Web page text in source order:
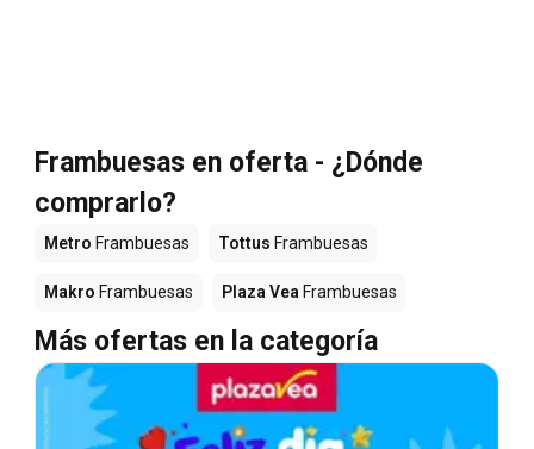
Frambuesas en oferta - ¿Dónde
comprarlo?
Metro Frambuesas Tottus Frambuesas
Makro Frambuesas Plaza Vea Frambuesas
Más ofertas en la categoría